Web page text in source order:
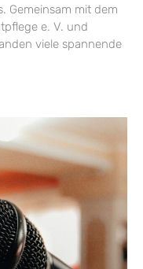
Gemeinsam mit dem
e. V. und
viele spannende